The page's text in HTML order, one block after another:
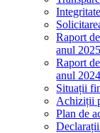
Integritate
Raport
anul 2025
Raport
anul 2024
Situații
Achiziții
Plan de